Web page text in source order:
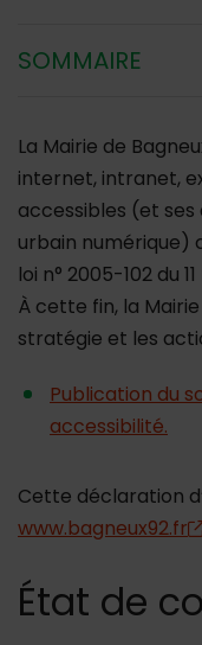
SOMMAIRE
La Mairie de
internet, intranet,
accessibles (et
urbain numérique)
loi n° 2005-102 du
À cette fin, la
stratégie et les
Publication du
accessibilité.
Cette déclaration
www.bagneux92.fr
État de